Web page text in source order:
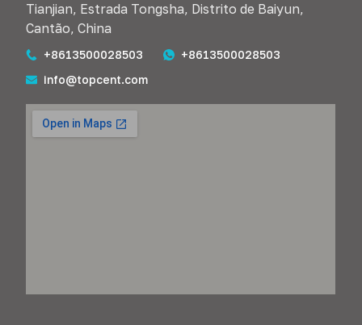
Tianjian, Estrada Tongsha, Distrito de Baiyun,
Cantão, China
+8613500028503
+8613500028503
info@topcent.com